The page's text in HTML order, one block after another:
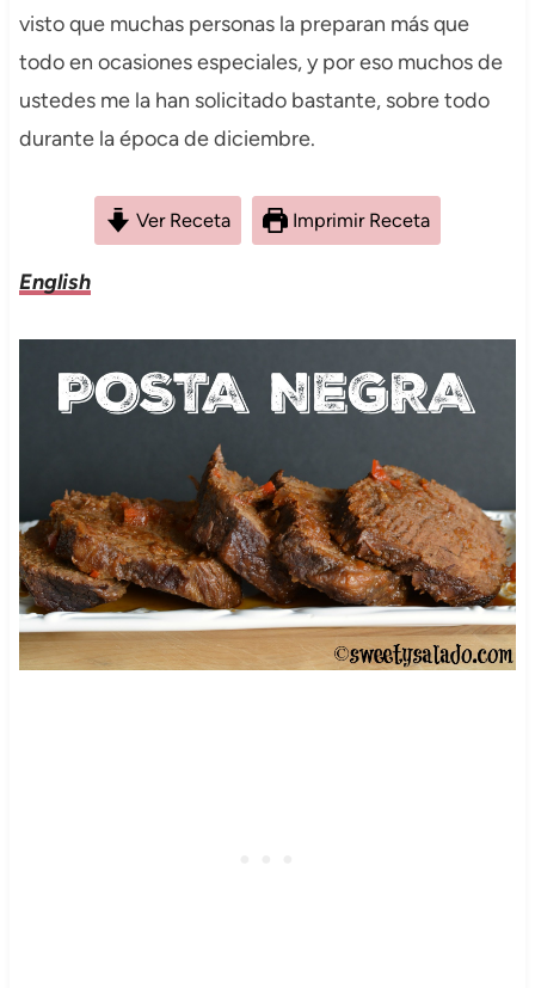
visto que muchas personas la preparan más que
todo en ocasiones especiales, y por eso muchos de
ustedes me la han solicitado bastante, sobre todo
durante la época de diciembre.
Ver Receta Imprimir Receta
English